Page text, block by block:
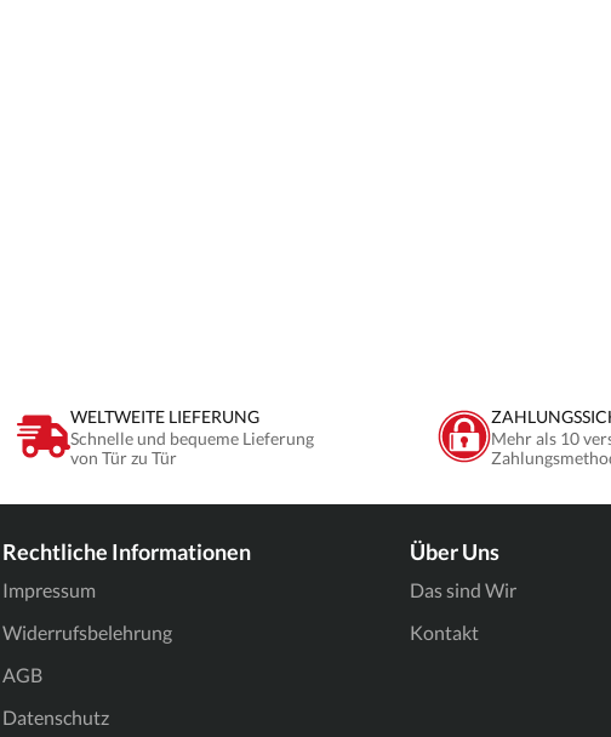
WELTWEITE LIEFERUNG
Schnelle und bequeme Lieferung
von Tür zu Tür
Mehr als 10
Rechtliche Informationen
Impressum
Widerrufsbelehrung
AGB
Datenschutz
Über Uns
Das sind Wir
Kontakt